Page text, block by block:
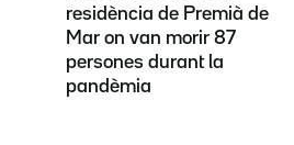
residència de Premià de
Mar on van morir 87
persones durant la
pandèmia